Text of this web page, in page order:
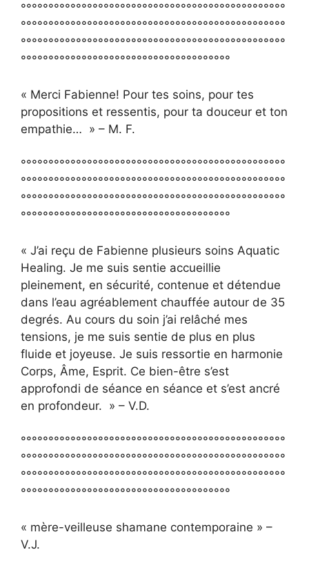
°°°°°°°°°°°°°°°°°°°°°°°°°°°°°°°°°°°°°°°°°°°°°°°°
°°°°°°°°°°°°°°°°°°°°°°°°°°°°°°°°°°°°°°°°°°°°°°°°
°°°°°°°°°°°°°°°°°°°°°°°°°°°°°°°°°°°°°°°°°°°°°°°°
°°°°°°°°°°°°°°°°°°°°°°°°°°°°°°°°°°°°°°
« Merci Fabienne! Pour tes soins, pour tes
propositions et ressentis, pour ta douceur et ton
empathie… » – M. F.
°°°°°°°°°°°°°°°°°°°°°°°°°°°°°°°°°°°°°°°°°°°°°°°°
°°°°°°°°°°°°°°°°°°°°°°°°°°°°°°°°°°°°°°°°°°°°°°°°
°°°°°°°°°°°°°°°°°°°°°°°°°°°°°°°°°°°°°°°°°°°°°°°°
°°°°°°°°°°°°°°°°°°°°°°°°°°°°°°°°°°°°°°
« J’ai reçu de Fabienne plusieurs soins Aquatic
Healing. Je me suis sentie accueillie
pleinement, en sécurité, contenue et détendue
dans l’eau agréablement chauffée autour de 35
degrés. Au cours du soin j’ai relâché mes
tensions, je me suis sentie de plus en plus
fluide et joyeuse. Je suis ressortie en harmonie
Corps, Âme, Esprit. Ce bien-être s’est
approfondi de séance en séance et s’est ancré
en profondeur. » – V.D.
°°°°°°°°°°°°°°°°°°°°°°°°°°°°°°°°°°°°°°°°°°°°°°°°
°°°°°°°°°°°°°°°°°°°°°°°°°°°°°°°°°°°°°°°°°°°°°°°°
°°°°°°°°°°°°°°°°°°°°°°°°°°°°°°°°°°°°°°°°°°°°°°°°
°°°°°°°°°°°°°°°°°°°°°°°°°°°°°°°°°°°°°°
« mère-veilleuse shamane contemporaine » –
V.J.